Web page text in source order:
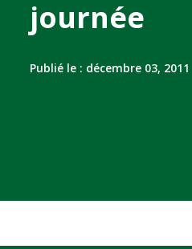
journée
Publié le : décembre 03, 2011